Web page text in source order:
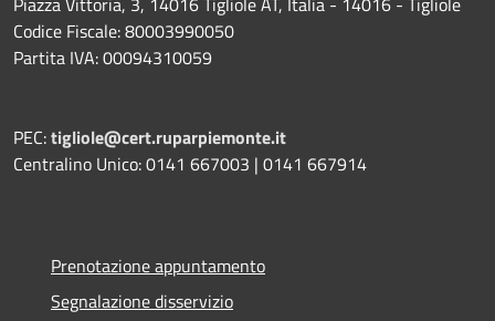
Codice Fiscale: 80003990050
Partita IVA: 00094310059
PEC:tigliole@cert.ruparpiemonte.it
Centralino Unico: 0141 667003 | 0141 667914
Prenotazione appuntamento
Segnalazione disservizio